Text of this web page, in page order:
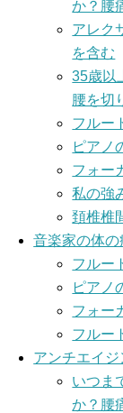
か？腰
アレク
を含む
35歳以
腰を切
フルー
ピアノ
フォー
私の強
頚椎椎
音楽家の体の
フルー
ピアノ
フォー
フルー
アンチエイジ
いつま
か？腰